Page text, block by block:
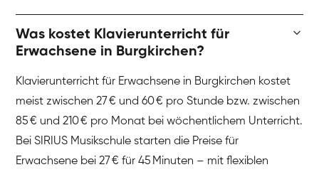
Was kostet Klavierunterricht für
Erwachsene in Burgkirchen?
Klavierunterricht für Erwachsene in Burgkirchen kostet
meist zwischen 27 € und 60 € pro Stunde bzw. zwischen
85 € und 210 € pro Monat bei wöchentlichem Unterricht.
Bei SIRIUS Musikschule starten die Preise für
Erwachsene bei 27 € für 45 Minuten – mit flexiblen